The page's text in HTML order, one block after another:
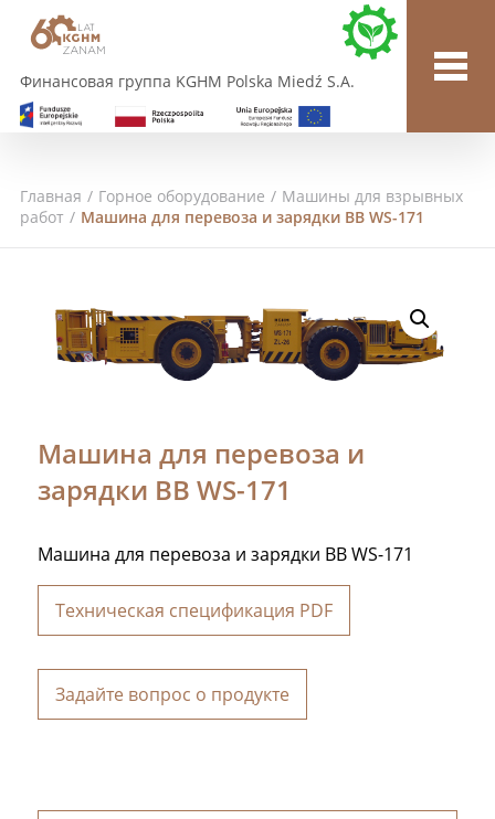
Финансовая группа KGHM Polska Miedź S.A.
Главная / Горное оборудование / Машины для взрывных
работ / Машина для перевоза и зарядки ВВ WS-171
Машина для перевоза и
зарядки ВВ WS-171
Машина для перевоза и зарядки ВВ WS-171
Техническая спецификация PDF
Задайте вопрос о продукте